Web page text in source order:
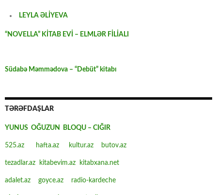
LEYLA ƏLİYEVA
“NOVELLA” KİTAB EVİ – ELMLƏR FİLİALI
Südabə Məmmədova – “Debüt” kitabı
TƏRƏFDAŞLAR
YUNUS OĞUZUN BLOQU – CIĞIR
525.az hafta.az kultur.az butov.az
tezadlar.az kitabevim.az kitabxana.net
adalet.az goyce.az radio-kardeche